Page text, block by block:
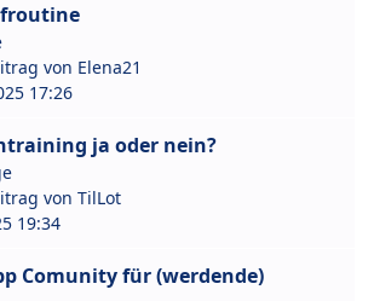
von Elena21
17:26
ja oder nein?
von TilLot
19:34
Comunity für (werdende)